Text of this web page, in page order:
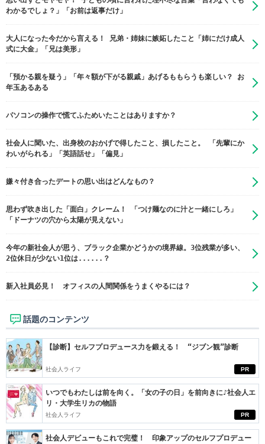
わかるでしょ？」「お前は返事だけ」
大人になった今だから言える！ 兄弟・姉妹に嫉妬したこと「姉にだけ成人
式に大金」「兄は美形」
「預かる親を疑う」「年々額が下がる親戚」あげるももらうも楽しい？ お
年玉あるある
パソコンの操作で慌てふためいたことはありますか？
社会人に聞いた、出身校のおかげで得したこと、損したこと。 「先輩にか
わいがられる」「英語話せ」「偏見」
嫌々付き合ったデートの思い出はどんなもの？
思わず吹き出した「面白」クレーム！ 「つけ麺なのに汁と一緒にしろ」
「ドーナツの穴から太陽が見えない」
今年の新社会人が思う、ブラック企業かどうかの境界線。3位残業が多い、
2位休日が少ない1位は......？
新入社員必見！ オフィスの人間関係をうまくやるには？
話題のコンテンツ
PR
【診断】セルフプロデュース力を鍛える！ “ジブン観”診断
社会人ライフ
PR
いつでもわたしは前を向く。「女の子の日」を前向きに♪社会人エ
リ・大学生リカの物語
社会人ライフ
社会人デビューもこれで完璧！ 印象アップのセルフプロデュー